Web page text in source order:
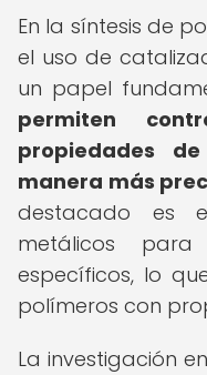
En la síntesis de
el uso de
un papel
permiten
propiedades
manera más
destacado es
metálicos para
específicos, lo
polímeros con
La investigación